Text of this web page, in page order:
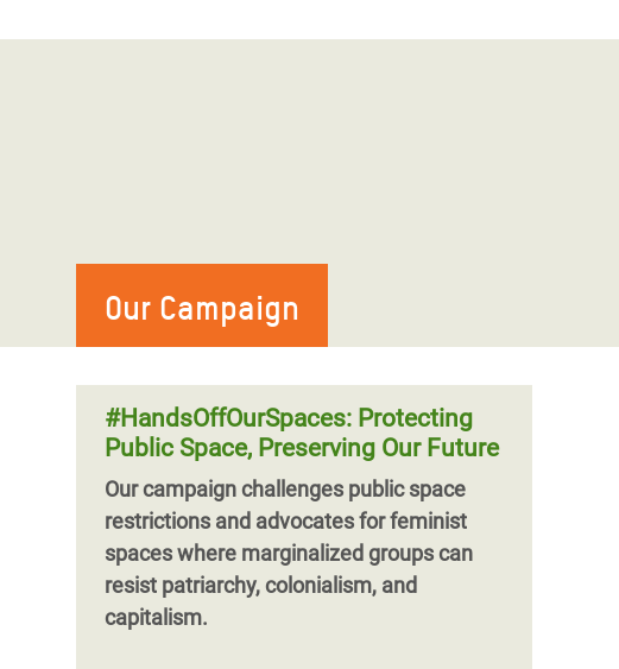
Our Campaign
#HandsOffOurSpaces: Protecting
Public Space, Preserving Our Future
Our campaign challenges public space
restrictions and advocates for feminist
spaces where marginalized groups can
resist patriarchy, colonialism, and
capitalism.